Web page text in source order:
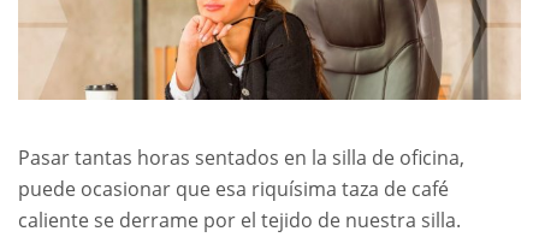
Pasar tantas horas sentados en la silla de oficina,
puede ocasionar que esa riquísima taza de café
caliente se derrame por el tejido de nuestra silla.